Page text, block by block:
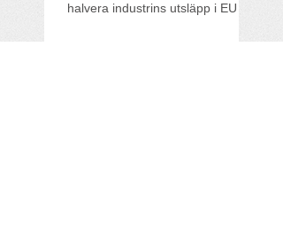
halvera industrins utsläpp i EU